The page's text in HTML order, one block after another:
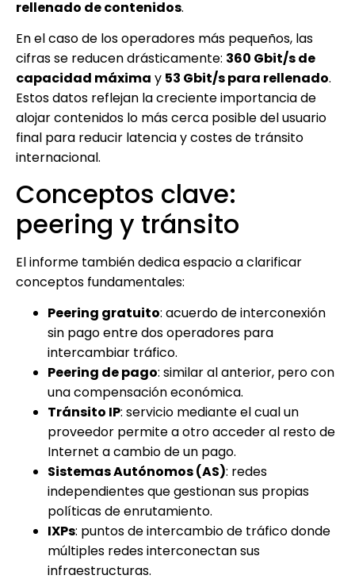
rellenado de contenidos.
En el caso de los operadores más pequeños, las
cifras se reducen drásticamente: 360 Gbit/s de
capacidad máxima y 53 Gbit/s para rellenado.
Estos datos reflejan la creciente importancia de
alojar contenidos lo más cerca posible del usuario
final para reducir latencia y costes de tránsito
internacional.
Conceptos clave:
peering y tránsito
El informe también dedica espacio a clarificar
conceptos fundamentales:
Peering gratuito: acuerdo de interconexión
sin pago entre dos operadores para
intercambiar tráfico.
Peering de pago: similar al anterior, pero con
una compensación económica.
Tránsito IP: servicio mediante el cual un
proveedor permite a otro acceder al resto de
Internet a cambio de un pago.
Sistemas Autónomos (AS): redes
independientes que gestionan sus propias
políticas de enrutamiento.
IXPs: puntos de intercambio de tráfico donde
múltiples redes interconectan sus
infraestructuras.